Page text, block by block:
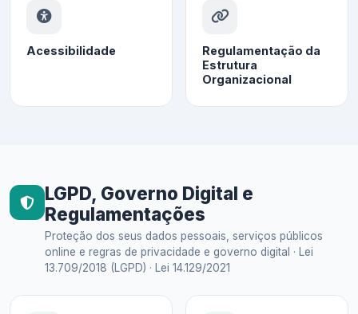
Acessibilidade
Regulamentação da
Estrutura
Organizacional
LGPD, Governo Digital e
Regulamentações
Proteção dos seus dados pessoais, serviços públicos
online e regras de privacidade e governo digital · Lei
13.709/2018 (LGPD) · Lei 14.129/2021